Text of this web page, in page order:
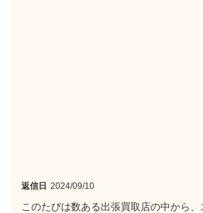
返信日 2024/09/10
このたびは数ある出張買取店の中から